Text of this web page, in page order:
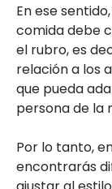
En ese
comida debe
el rubro, es
relación a los
que pueda
persona de la
Por lo tanto,
encontrarás